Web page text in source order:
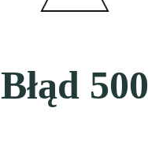
Błąd 500